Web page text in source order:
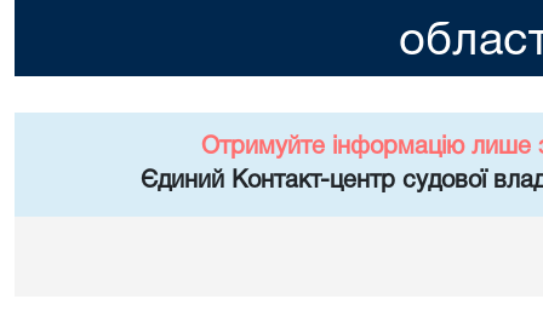
Отримуйте інформацію лише
Єдиний Контакт-центр судової